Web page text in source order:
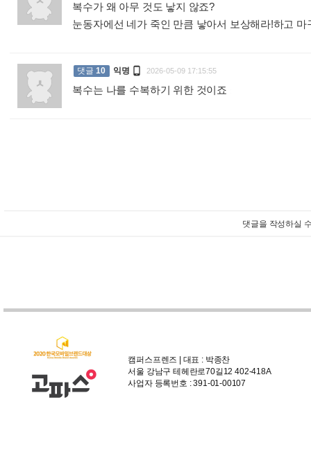
복수가 왜 아무 것도 낳지 않죠?
눈동자에선 네가 죽인 만큼 낳아서 보상해라!하고
댓글 10 익명  2026-05-09 17:15:55
복수는 나를 수복하기 위한 것이죠
댓글을 작성하실
캠퍼스프렌즈 | 대표 : 박종찬
서울 강남구 테헤란로70길12 402-418A
사업자 등록번호 : 391-01-00107